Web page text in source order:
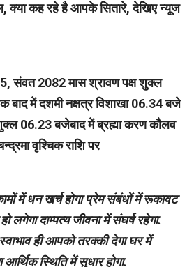
क्या कह रहे है आपके सितारे, देखिए न्यूज
संवत 2082 मास श्रावण पक्ष शुक्ल
बाद में दशमी नक्षत्र विशाखा 06.34 बजे
06.23 बजेबाद में ब्रह्मा करण कौलव
वृश्चिक राशि पर
में धन खर्च होगा प्रेम संबंधों में रूकावट
लगेगा दाम्पत्य जीवना में संघर्ष रहेगा.
ही आपको तरक्की देगा घर में
आर्थिक स्थिति में सुधार होगा.